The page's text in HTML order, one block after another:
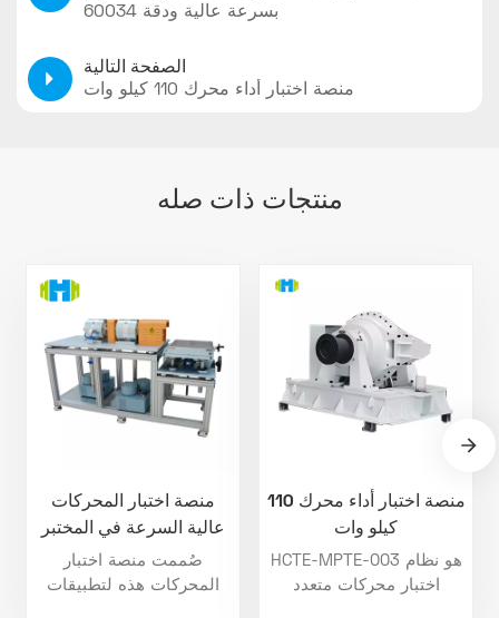
60034 بسرعة عالية ودقة
الصفحة التالية
منصة اختبار أداء محرك 110 كيلو وات
منتجات ذات صله
منصة اختبار المحركات
عالية السرعة في المختبر
صُممت منصة اختبار
المحركات هذه لتطبيقات
منصة اختبار أداء محرك 110
كيلو وات
HCTE-MPTE-003 هو نظام
اختبار محركات متعدد